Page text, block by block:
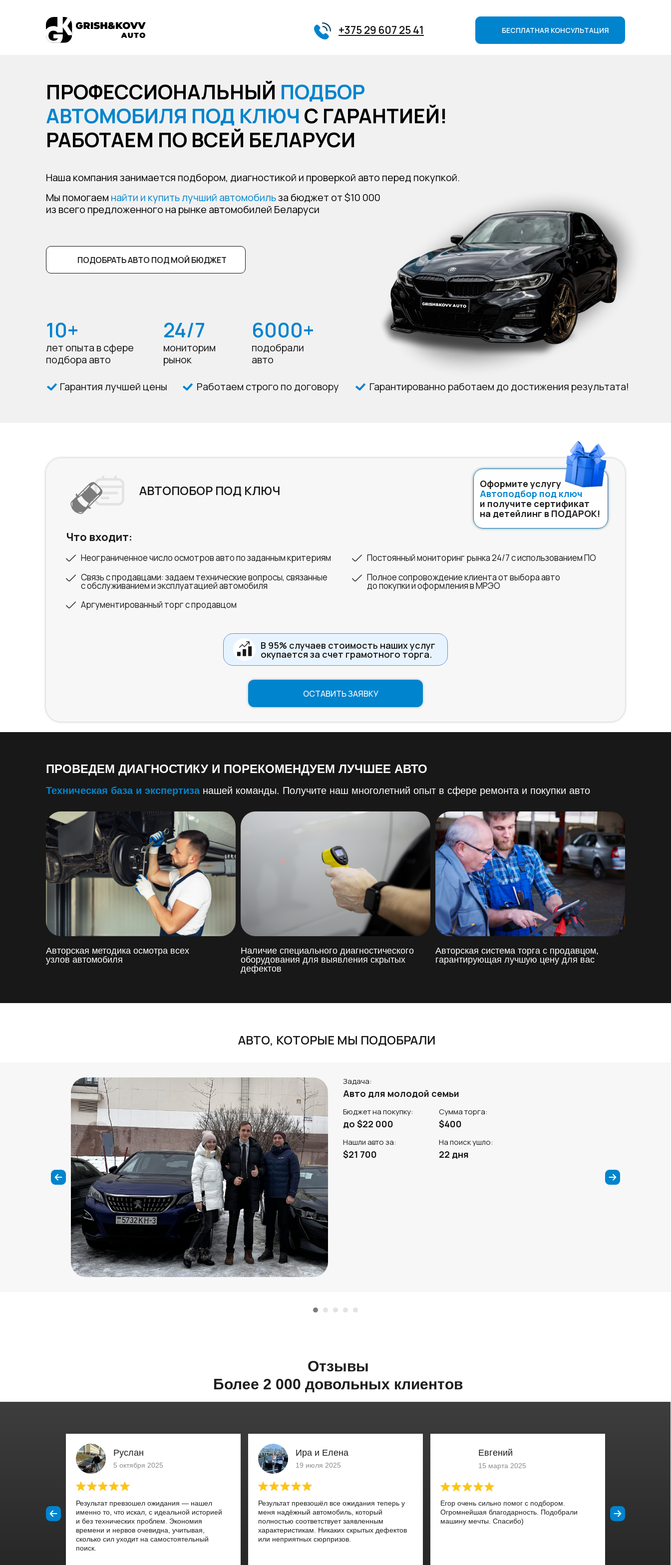
+375 29 607 25 41 БЕСПЛАТНАЯ КОНСУЛЬТАЦИЯ
Работаем строго по договору Гарантированно работаем до достижения результата!
Гарантия лучшей цены
6000+
подобрали
авто
24/7
мониторим
рынок
10+
лет опыта в сфере
подбора авто
ПОДОБРАТЬ АВТО ПОД МОЙ БЮДЖЕТ
Мы помогаем найти и купить лучший автомобильза бюджет от $10 000
из всего предложенного на рынке автомобилей Беларуси
Наша компания занимается подбором, диагностикой и проверкой авто перед покупкой.
ПРОФЕССИОНАЛЬНЫЙ ПОДБОР
АВТОМОБИЛЯ ПОД КЛЮЧ С ГАРАНТИЕЙ!
РАБОТАЕМ ПО ВСЕЙ БЕЛАРУСИ
Неограниченное число осмотров авто по заданным критериям
ОСТАВИТЬ ЗАЯВКУ
Связь с продавцами: задаем технические вопросы, связанные
с обслуживанием и эксплуатацией автомобиля
Полное сопровождение клиента от выбора авто
до покупки и оформления в МРЭО
Аргументированный торг с продавцом
Постоянный мониторинг рынка 24/7 с использованием ПО
Что входит:
АВТОПОБОР ПОД КЛЮЧ
Оформите услугу
Автоподбор под ключ
и получите сертификат
на детейлинг в ПОДАРОК!
В 95% случаев стоимость наших услуг
окупается за счет грамотного торга.
Авторская система торга с продавцом,
гарантирующая лучшую цену для вас
Наличие специального диагностического
оборудования для выявления скрытых
дефектов
Авторская методика осмотра всех
узлов автомобиля
Техническая база и экспертиза нашей команды. Получите наш многолетний опыт в сфере ремонта и покупки авто
ПРОВЕДЕМ ДИАГНОСТИКУ И ПОРЕКОМЕНДУЕМ ЛУЧШЕЕ АВТО
На поиск ушло:
22 дня
Сумма торга:
$400
Нашли авто за:
$21 700
Бюджет на покупку:
до $22 000
Задача:
Авто для молодой семьи
АВТО, КОТОРЫЕ МЫ ПОДОБРАЛИ
Отзывы
Более 2 000 довольных клиентов
Евгений
15 марта 2025
Егор очень сильно помог с подбором.
Огромнейшая благодарность. Подобрали
машину мечты. Спасибо)
Руслан
5 октября 2025
Результат превзошел ожидания — нашел
именно то, что искал, с идеальной историей
и без технических проблем. Экономия
времени и нервов очевидна, учитывая,
сколько сил уходит на самостоятельный
поиск.
Ира и Елена
19 июля 2025
Результат превзошёл все ожидания теперь у
меня надёжный автомобиль, который
полностью соответствует заявленным
характеристикам. Никаких скрытых дефектов
или неприятных сюрпризов.